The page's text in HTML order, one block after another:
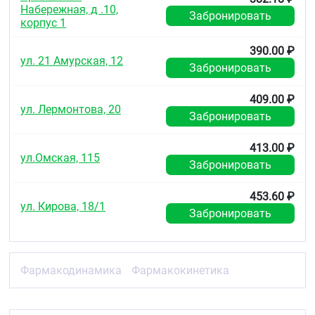
непереносимость лактозы, дефицит лактазы
или глюкозо-галактозная мальабсорбция
одновременный приём циклоспорина
у женщин: беременность, период грудного
методов контрацепции
заболевания печени в активной фазе, включая
стойкое повышение сывороточной активности
трансаминаз и любое повышение активности
трансаминаз в сыворотке крови (более чем в 3
раза по сравнению с верхней границей нормы)
почечная недостаточность умеренной степени
тяжести (КК менее 60 мл/мин)
личный или семейный анамнез мышечных
миотоксичность на фоне приёма других
ингибиторов ГМГ-КоА-редуктазы или фибратов
Набережная, д .10,
корпус 1
Забронировать
ул. 21 Амурская, 12
390.00 ₽
Забронировать
ул. Лермонтова, 20
409.00 ₽
Забронировать
ул.Омская, 115
413.00 ₽
Забронировать
ул. Кирова, 18/1
453.60 ₽
Забронировать
Фармакодинамика Фармакокинетика